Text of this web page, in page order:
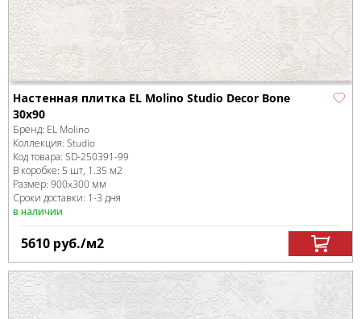
Настенная плитка EL Molino Studio Decor Bone
30x90
Бренд: EL Molino
Коллекция: Studio
Код товара: SD-250391-99
В коробке: 5 шт, 1.35 м2
Размер: 900x300 мм
Сроки доставки: 1-3 дня
в наличии
5610 руб./м2